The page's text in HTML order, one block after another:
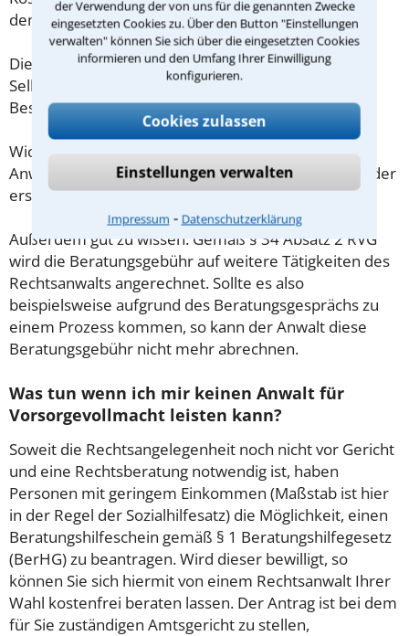
der Verwendung der von uns für die genannten Zwecke
eingesetzten Cookies zu. Über den Button "Einstellungen
verwalten" können Sie sich über die eingesetzten Cookies
informieren und den Umfang Ihrer Einwilligung
konfigurieren.
Cookies zulassen
Einstellungen verwalten
Impressum ⁃ Datenschutzerklärung
demnach maximal 190,00 € zzgl. MwSt.
Diese Regelung gilt jedoch nur für Verbraucher. Für
Selbstständige oder Freiberufler gilt diese
Beschränkung nicht.
Wichtig daher: Klären Sie die Kostenfrage mit Ihrem
Anwalt aus Weißenburg in Bayern schon zu Beginn der
ersten Beratung.
Außerdem gut zu wissen: Gemäß § 34 Absatz 2 RVG
wird die Beratungsgebühr auf weitere Tätigkeiten des
Rechtsanwalts angerechnet. Sollte es also
beispielsweise aufgrund des Beratungsgesprächs zu
einem Prozess kommen, so kann der Anwalt diese
Beratungsgebühr nicht mehr abrechnen.
Was tun wenn ich mir keinen Anwalt für
Vorsorgevollmacht leisten kann?
Soweit die Rechtsangelegenheit noch nicht vor Gericht
und eine Rechtsberatung notwendig ist, haben
Personen mit geringem Einkommen (Maßstab ist hier
in der Regel der Sozialhilfesatz) die Möglichkeit, einen
Beratungshilfeschein gemäß § 1 Beratungshilfegesetz
(BerHG) zu beantragen. Wird dieser bewilligt, so
können Sie sich hiermit von einem Rechtsanwalt Ihrer
Wahl kostenfrei beraten lassen. Der Antrag ist bei dem
für Sie zuständigen Amtsgericht zu stellen,